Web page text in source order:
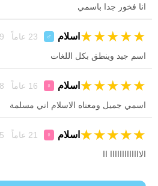
انا فخور جدا باسمي
اسلام ♂ ★
★
★
★
★
اسم جيد وينطق بكل اللغات
اسلام ♀ ★
★
★
★
★
اسمي جميل ومعناه الاسلام اني مسلمة
اسلام ♀ ★
★
★
★
★
الااااااااااااا اا